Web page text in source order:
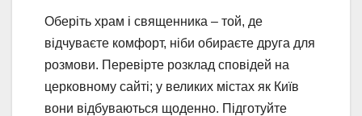
Оберіть храм і священника – той, де
відчуваєте комфорт, ніби обираєте друга для
розмови. Перевірте розклад сповідей на
церковному сайті; у великих містах як Київ
вони відбуваються щоденно. Підготуйте